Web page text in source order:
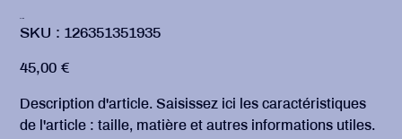
SKU : SKU
126351351935
126351351935
Prix
45,00 €
Description d'article. Saisissez ici les caractéristiques
de l'article : taille, matière et autres informations utiles.